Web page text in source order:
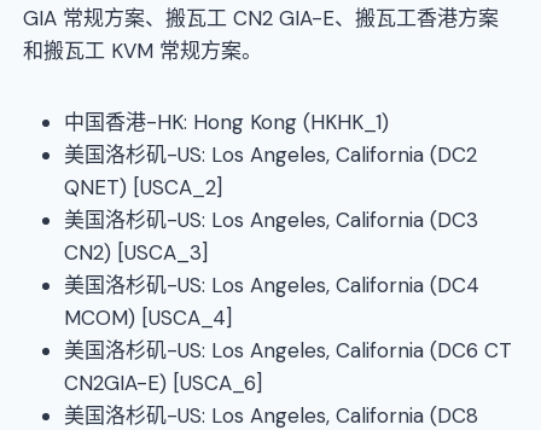
GIA 常规方案、搬瓦工 CN2 GIA-E、搬瓦工香港方案
和搬瓦工 KVM 常规方案。
中国香港-HK: Hong Kong (HKHK_1)
美国洛杉矶-US: Los Angeles, California (DC2
QNET) [USCA_2]
美国洛杉矶-US: Los Angeles, California (DC3
CN2) [USCA_3]
美国洛杉矶-US: Los Angeles, California (DC4
MCOM) [USCA_4]
美国洛杉矶-US: Los Angeles, California (DC6 CT
CN2GIA-E) [USCA_6]
美国洛杉矶-US: Los Angeles, California (DC8